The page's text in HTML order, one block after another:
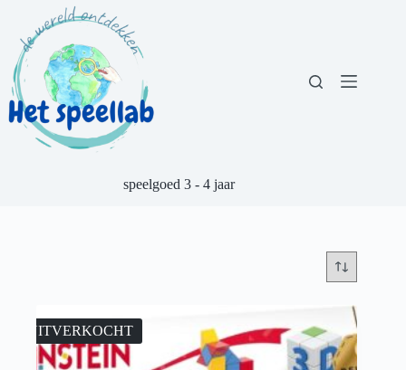
inhoud
speelgoed 3 - 4 jaar
UITVERKOCHT